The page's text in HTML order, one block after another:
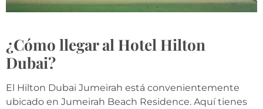
¿Cómo llegar al Hotel Hilton
Dubai?
El Hilton Dubai Jumeirah está convenientemente
ubicado en Jumeirah Beach Residence. Aquí tienes